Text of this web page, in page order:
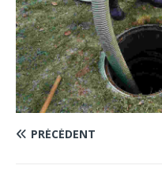
PRÉCÉDENT